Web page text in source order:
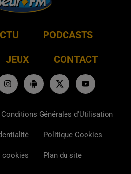
PODCASTS
JEUX CONTACT
Conditions Générales d'Utilisation
Politique Cookies
cookies Plan du site